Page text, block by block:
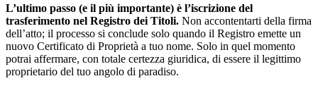
L’ultimo passo (e il più importante) è l’iscrizione del
trasferimento nel Registro dei Titoli. Non accontentarti della firma
dell’atto; il processo si conclude solo quando il Registro emette un
nuovo Certificato di Proprietà a tuo nome. Solo in quel momento
potrai affermare, con totale certezza giuridica, di essere il legittimo
proprietario del tuo angolo di paradiso.